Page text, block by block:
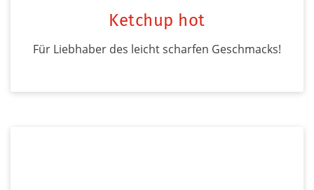
Ketchup hot
Für Liebhaber des leicht scharfen Geschmacks!